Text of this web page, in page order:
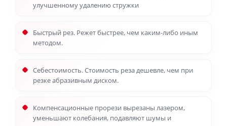
улучшенному удалению стружки
Быстрый рез. Режет быстрее, чем каким-либо иным
методом.
Себестоимость. Стоимость реза дешевле, чем при
резке абразивным диском.
Компенсационные прорези вырезаны лазером,
уменьшают колебания, подавляют шумы и